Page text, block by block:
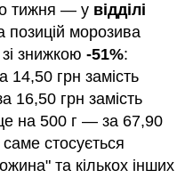
тижня — у відділі
позицій морозива
знижкою -51%:
14,50 грн замість
16,50 грн замість
на 500 г — за 67,90
стосується
та кількох інших